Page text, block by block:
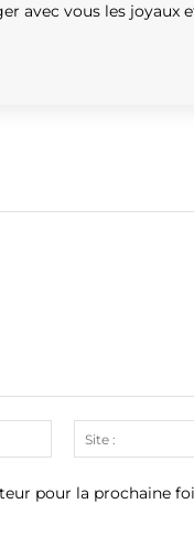
avec vous les joyaux
Email
:*
pour la prochaine